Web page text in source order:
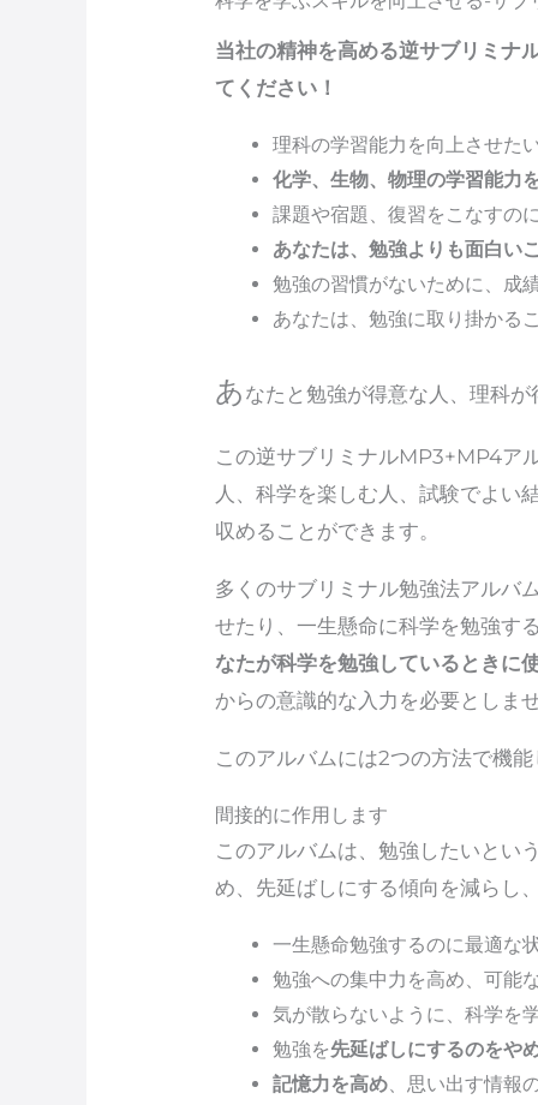
当社の精神を高める逆サブリミナ
てください！
理科の学習能力を向上させた
化学、生物、物理の学習能力
課題や宿題、復習をこなすの
あなたは、勉強よりも面白い
勉強の習慣がないために、成
あなたは、勉強に取り掛かる
あ なたと勉強が得意な人、理科
この逆サブリミナルMP3+MP4ア
人、科学を楽しむ人、試験でよい
収めることができます。
多くのサブリミナル勉強法アルバ
せたり、一生懸命に科学を勉強す
なたが科学を勉強しているときに
からの意識的な入力を必要としま
このアルバムには2つの方法で機
間接的に作用します
このアルバムは、勉強したいとい
め、先延ばしにする傾向を減らし
一生懸命勉強するのに最適な
勉強への集中力を高め、可能
気が散らないように、科学を
勉強を先延ばしにするのをや
記憶力を高め、思い出す情報